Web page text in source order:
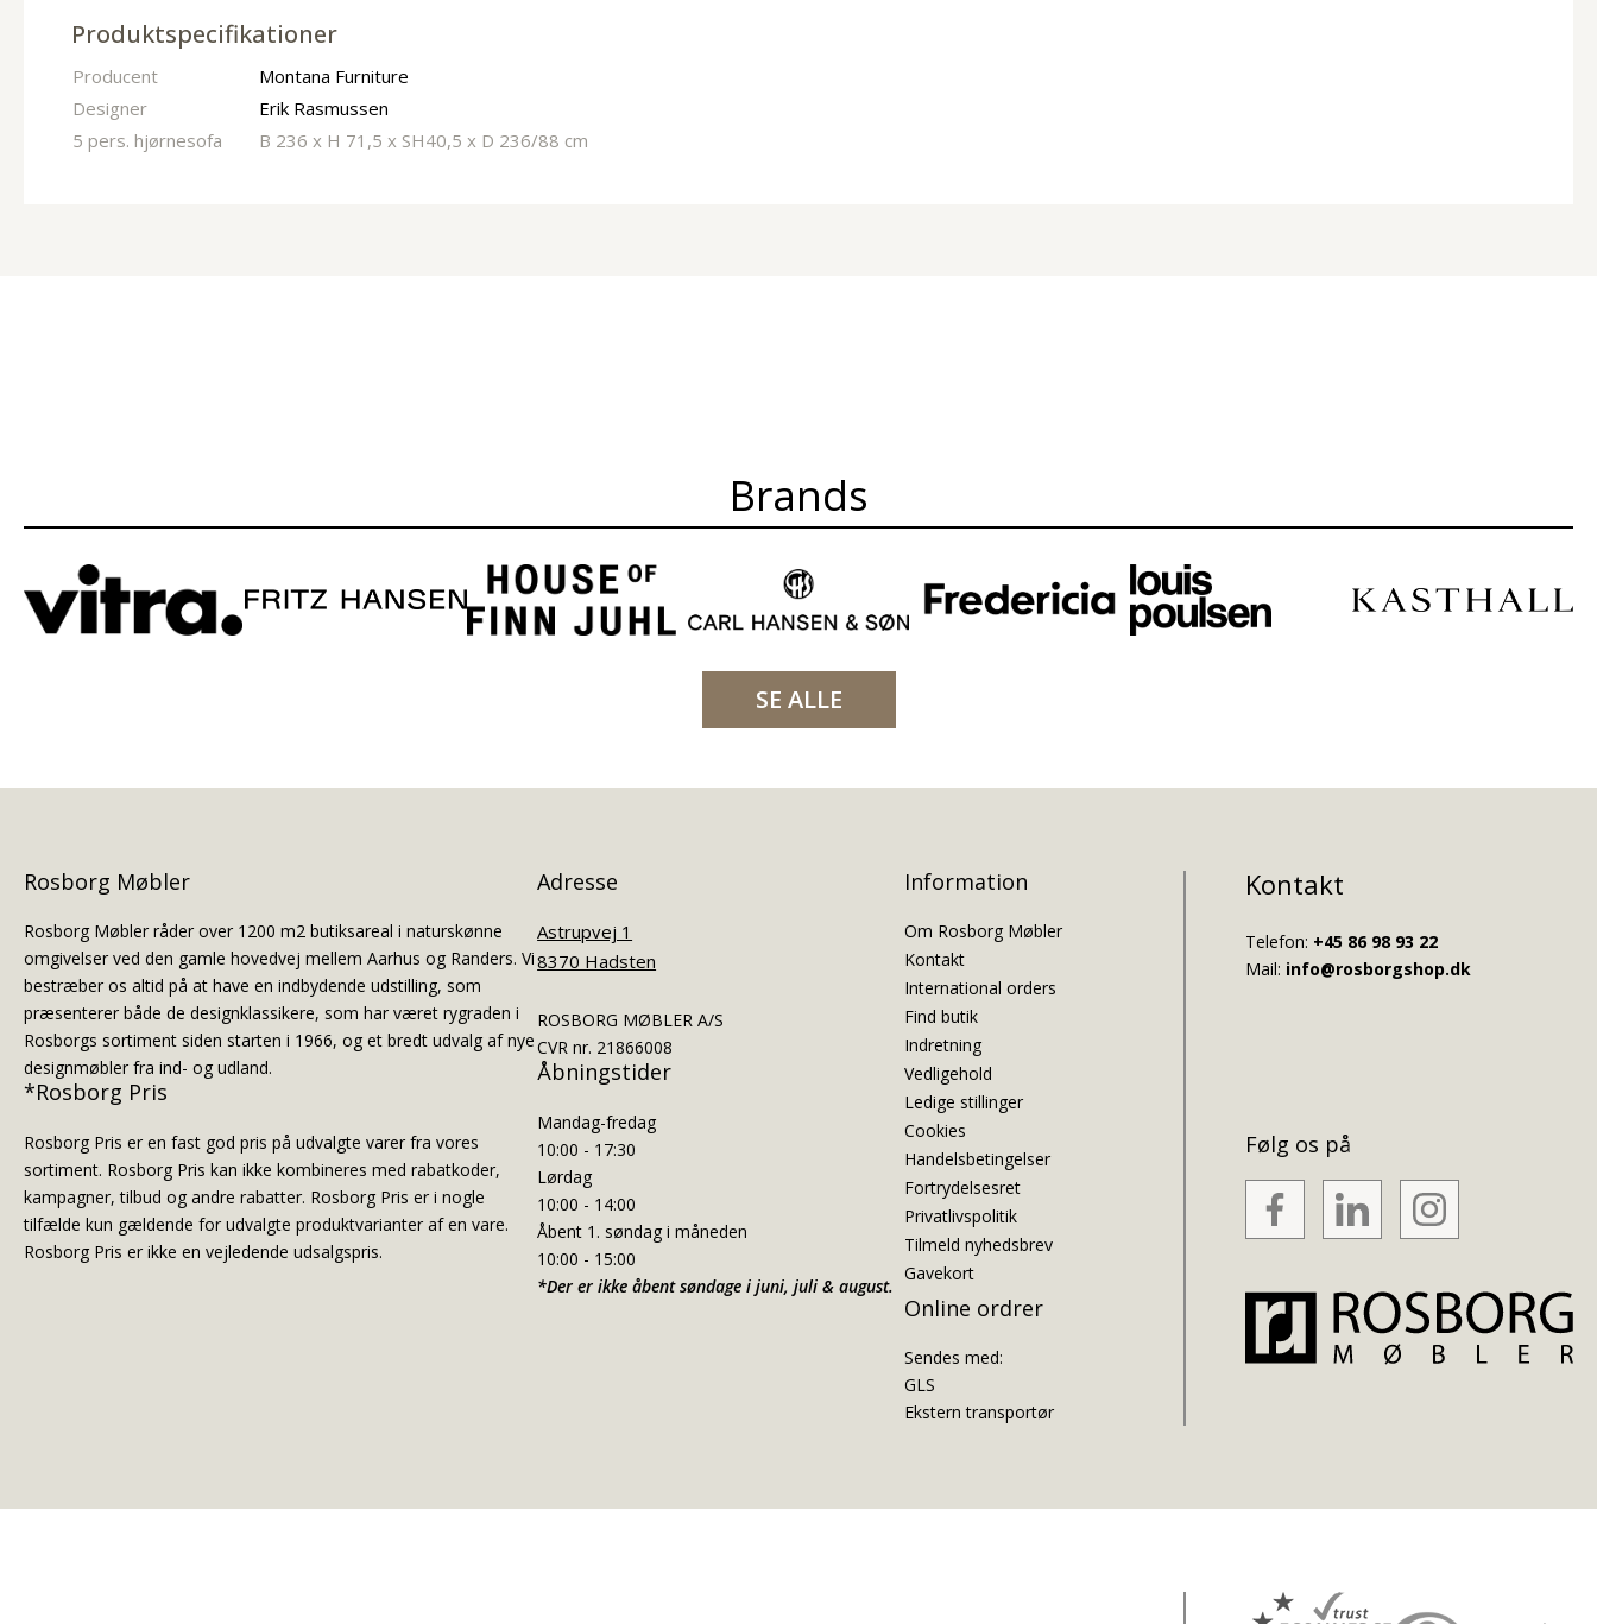
Produktspecifikationer
Producent
Montana Furniture
Designer
Erik Rasmussen
5 pers. hjørnesofa
B 236 x H 71,5 x SH40,5 x D 236/88 cm
Brands
SE ALLE
Rosborg Møbler
Rosborg Møbler råder over 1200 m2 butiksareal i naturskønne
omgivelser ved den gamle hovedvej mellem Aarhus og Randers. Vi
bestræber os altid på at have en indbydende udstilling, som
præsenterer både de designklassikere, som har været rygraden i
Rosborgs sortiment siden starten i 1966, og et bredt udvalg af nye
designmøbler fra ind- og udland.
*Rosborg Pris
Rosborg Pris er en fast god pris på udvalgte varer fra vores
sortiment. Rosborg Pris kan ikke kombineres med rabatkoder,
kampagner, tilbud og andre rabatter. Rosborg Pris er i nogle
tilfælde kun gældende for udvalgte produktvarianter af en vare.
Rosborg Pris er ikke en vejledende udsalgspris.
Adresse
Astrupvej 1
8370 Hadsten
ROSBORG MØBLER A/S
CVR nr. 21866008
Åbningstider
Mandag-fredag
10:00 - 17:30
Lørdag
10:00 - 14:00
Åbent 1. søndag i måneden
10:00 - 15:00
*Der er ikke åbent søndage i juni, juli & august.
Information
Om Rosborg Møbler
Kontakt
International orders
Find butik
Indretning
Vedligehold
Ledige stillinger
Cookies
Handelsbetingelser
Fortrydelsesret
Privatlivspolitik
Tilmeld nyhedsbrev
Gavekort
Online ordrer
Sendes med:
GLS
Ekstern transportør
Kontakt
Telefon: +45 86 98 93 22
Mail: info@rosborgshop.dk
Følg os på